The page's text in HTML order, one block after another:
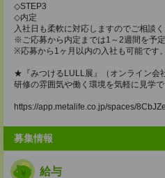
◇STEP3
◇内定
入社日も柔軟に対応しますのでご相談く
※ご応募から内定までは1～2週間を予定
※応募から1ヶ月以内の入社も可能です。
★『みつけるLULL展』（オンライン会
研修の雰囲気や働く環境を気軽に見学で
https://app.metalife.co.jp/spaces/
募集情報
給与